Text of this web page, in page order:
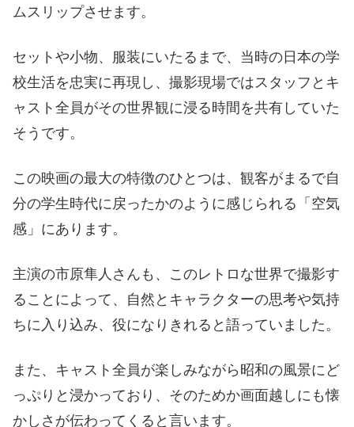
ムスリップさせます。
セットや小物、服装にいたるまで、当時の日本の学
校生活を忠実に再現し、撮影現場ではスタッフとキ
ャスト全員がその世界観に浸る時間を共有していた
そうです。
この映画の最大の特徴のひとつは、観客がまるで自
分の学生時代に戻ったかのように感じられる「空気
感」にあります。
主演の市原隼人さんも、このレトロな世界で撮影す
ることによって、自然とキャラクターの思考や気持
ちに入り込み、役になりきれると語っていました。
また、キャスト全員が楽しみながら昭和の風景にど
っぷりと浸かっており、そのためか画面越しにも懐
かしさが伝わってくると言います。